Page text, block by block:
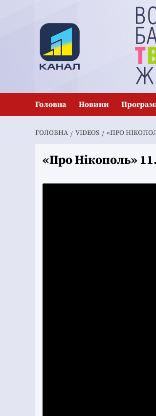
Головна Новини
ГОЛОВНА VIDEOS «ПРО
«Про Нікополь»